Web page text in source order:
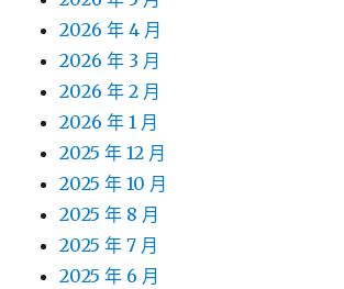
2026 年 4 月
2026 年 3 月
2026 年 2 月
2026 年 1 月
2025 年 12 月
2025 年 10 月
2025 年 8 月
2025 年 7 月
2025 年 6 月